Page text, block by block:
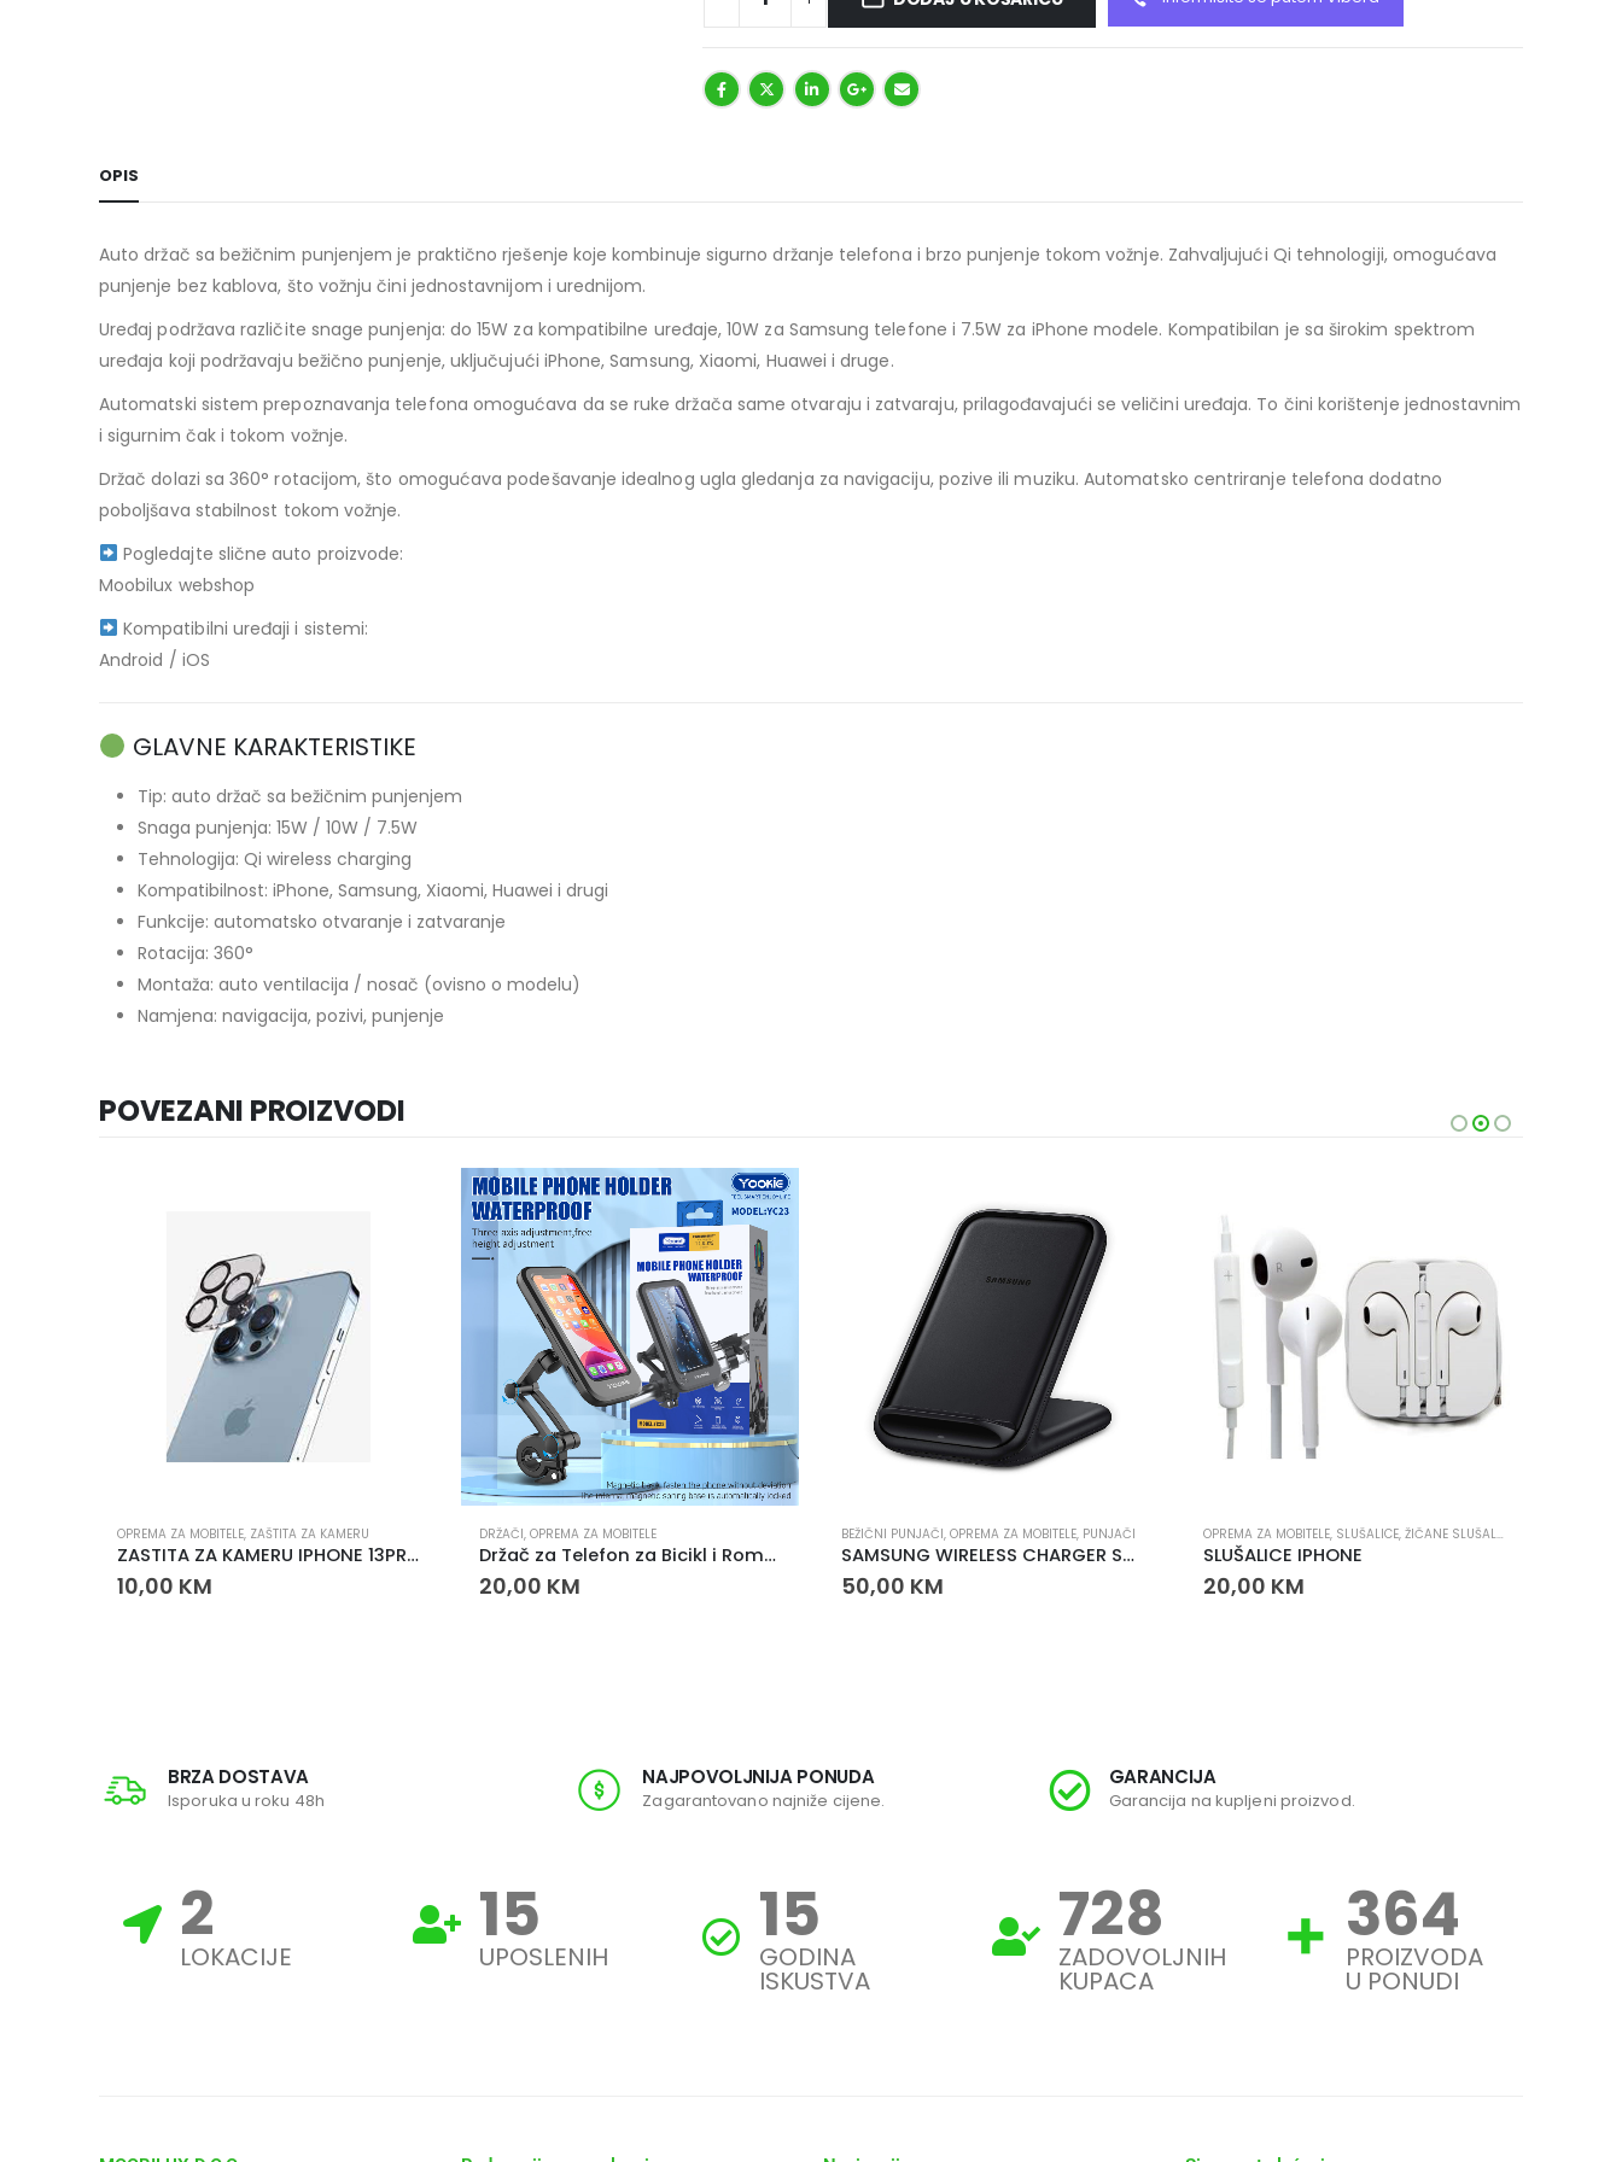
OPIS
Auto držač sa bežičnim punjenjem je praktično rješenje koje kombinuje sigurno držanje telefona i brzo punjenje tokom vožnje. Zahvaljujući Qi tehnologiji, omogućava
punjenje bez kablova, što vožnju čini jednostavnijom i urednijom.
Uređaj podržava različite snage punjenja: do 15W za kompatibilne uređaje, 10W za Samsung telefone i 7.5W za iPhone modele. Kompatibilan je sa širokim spektrom
uređaja koji podržavaju bežično punjenje, uključujući iPhone, Samsung, Xiaomi, Huawei i druge.
Automatski sistem prepoznavanja telefona omogućava da se ruke držača same otvaraju i zatvaraju, prilagođavajući se veličini uređaja. To čini korištenje jednostavnim
i sigurnim čak i tokom vožnje.
Držač dolazi sa 360° rotacijom, što omogućava podešavanje idealnog ugla gledanja za navigaciju, pozive ili muziku. Automatsko centriranje telefona dodatno
poboljšava stabilnost tokom vožnje.
Pogledajte slične auto proizvode:
Moobilux webshop
Kompatibilni uređaji i sistemi:
Android / iOS
GLAVNE KARAKTERISTIKE
Tip: auto držač sa bežičnim punjenjem
Snaga punjenja: 15W / 10W / 7.5W
Tehnologija: Qi wireless charging
Kompatibilnost: iPhone, Samsung, Xiaomi, Huawei i drugi
Funkcije: automatsko otvaranje i zatvaranje
Rotacija: 360°
Montaža: auto ventilacija / nosač (ovisno o modelu)
Namjena: navigacija, pozivi, punjenje
POVEZANI PROIZVODI
OPREMA ZA MOBITELE, ZAŠTITA ZA KAMERU
ZASTITA ZA KAMERU IPHONE 13PRO MAX
10,00 KM
DRŽAČI, OPREMA ZA MOBITELE
Držač za Telefon za Bicikl i Romobil YC-23
20,00 KM
BEŽIČNI PUNJAČI, OPREMA ZA MOBITELE, PUNJAČI
SAMSUNG WIRELESS CHARGER STAND
50,00 KM
OPREMA ZA MOBITELE, SLUŠALICE, ŽIČANE SLUŠALICE
SLUŠALICE IPHONE
20,00 KM
BRZA DOSTAVA
Isporuka u roku 48h
NAJPOVOLJNIJA PONUDA
Zagarantovano najniže cijene.
GARANCIJA
Garancija na kupljeni proizvod.
3
LOKACIJE 19
UPOSLENIH 19
GODINA
ISKUSTVA
944
ZADOVOLJNIH
KUPACA
472
PROIZVODA
U PONUDI